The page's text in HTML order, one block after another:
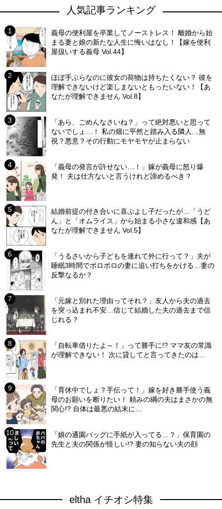
人気記事ランキング
義母の便利屋を卒業してノーストレス！ 離婚から始
まる妻と娘の新たな人生に悔いはなし！【嫁を便利
屋扱いする義母 Vol.44】
ほぼ手ぶらなのに彼女の荷物は持ちたくない？ 彼を
理解できないけど楽しまないともったいない！【あ
なたが理解できません Vol.8】
「あら、ごめんなさいね？」って絶対悪いと思って
ないでしょ…！ 私の畑に平然と踏み入る隣人…無
視？悪意？その行動にモヤモヤが止まらない
「義母の発言が許せない…！」嫁が義母に怒り爆
発！ 夫は仕方ないと言うけれど諦めるべき？
結婚前提の付き合いに喜ぶよし子だったが…「うど
ん」と「オムライス」から始まる小さな違和感【あ
なたが理解できません Vol.5】
「うるさいから子どもを連れて外に行って？」夫が
睡眠3時間でボロボロの妻に追い打ちをかける…妻の
反撃なるか？
「元嫁と別れた理由ってそれ？」友人から夫の過去
を突っ込まれ不安…信じて結婚した夫の過去まで信
じれる？
「自転車借りたよ～！」って勝手に!? ママ友の常識
が理解できない！ 次に貸してと言ってきたのは…
「育休中でしょ？手伝って！」嫁を好き勝手使う義
母のお願いを断りたい！ 頼みの綱の夫はまさかの無
関心!? 自体は最悪の結末に…
「娘の通園バッグに手紙が入ってる…？」保育園の
先生と夫の関係が怪しい!? 妻の知らない夫の顔
eltha イチオシ特集